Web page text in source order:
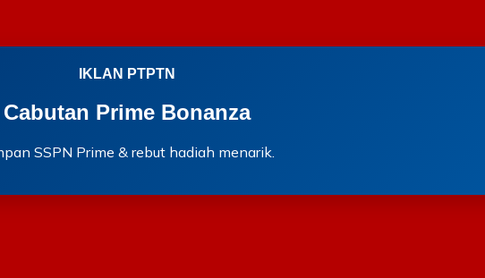
IKLAN PTPTN
Cabutan Prime Bonanza
SSPN Prime & rebut hadiah menarik.